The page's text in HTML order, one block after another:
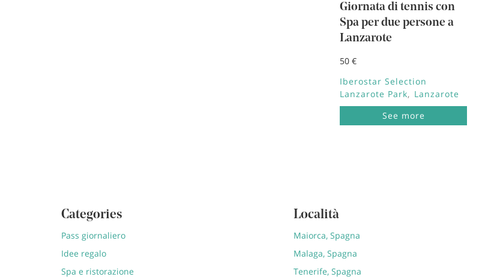
Giornata di tennis con
Spa per due persone a
Lanzarote
50 €
Iberostar Selection
Lanzarote Park
Lanzarote
See more
Categories
Pass giornaliero
Idee regalo
Spa e ristorazione
Località
Maiorca, Spagna
Malaga, Spagna
Tenerife, Spagna